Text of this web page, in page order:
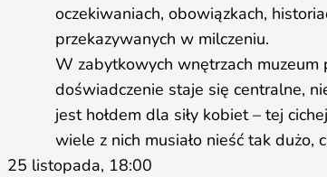
oczekiwaniach, obowiązkach,
przekazywanych w milczeniu.
W zabytkowych wnętrzach
doświadczenie staje się centralne,
jest hołdem dla siły kobiet – tej
wiele z nich musiało nieść tak dużo,
25 listopada, 18:00